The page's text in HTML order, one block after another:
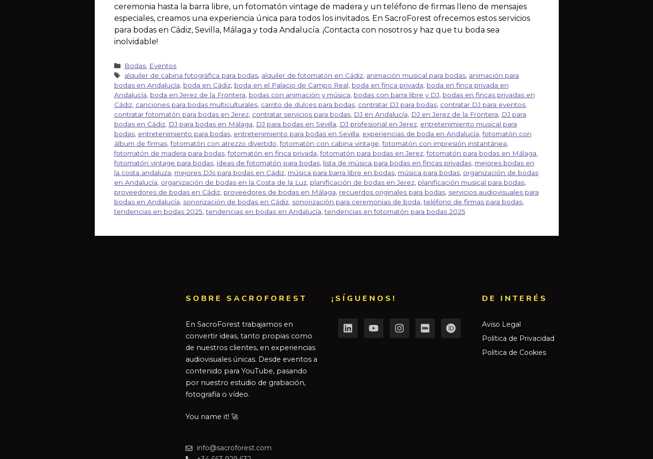
ceremonia hasta la barra libre, un fotomatón vintage de madera y un teléfono de firmas lleno de mensajes
especiales, creamos una experiencia única para todos los invitados. En SacroForest ofrecemos estos servicios
para bodas en Cádiz, Sevilla, Málaga y toda Andalucía. ¡Contacta con nosotros y haz que tu boda sea
inolvidable!
Bodas Eventos
alquiler de cabina fotográfica para bodas alquiler de fotomatón en Cádiz animación musical para bodas animación para
bodas en Andalucía boda en Cádiz, boda en el Palacio de Campo Real boda en finca privada boda en finca privada en
Andalucía boda en Jerez de la Frontera bodas con animación y música bodas con barra libre y DJ bodas en fincas privadas en
Cádiz, canciones para bodas multiculturales, carrito de dulces para bodas, contratar DJ para bodas, contratar DJ para eventos,
contratar fotomatón para bodas en Jerez, contratar servicios para bodas, DJ en Andalucía DJ en Jerez de la Frontera
DJ para
bodas en Cádiz, DJ para bodas en Málaga DJ para bodas en Sevilla DJ profesional en Jerez, entretenimiento musical para
bodas, entretenimiento para bodas, entretenimiento para bodas en Sevilla experiencias de boda en Andalucía ,fotomatón con
álbum de firmas,fotomatón con atrezzo divertido ,fotomatón con cabina vintage ,fotomatón con impresión instantánea
fotomatón de madera para bodas,fotomatón en finca privada ,fotomatón para bodas en Jerez,fotomatón para bodas en Málaga
fotomatón vintage para bodas, ideas de fotomatón para bodas, lista de música para bodas en fincas privadas, mejores bodas en
la costa andaluza mejores DJs para bodas en Cádiz, música para barra libre en bodas, música para bodas, organización de bodas
en Andalucía organización de bodas en la Costa de la Luz, planificación de bodas en Jerez, planificación musical para bodas,
proveedores de bodas en Cádiz, proveedores de bodas en Málaga recuerdos originales para bodas, servicios audiovisuales para
bodas en Andalucía sonorización de bodas en Cádiz, sonorización para ceremonias de boda ,teléfono de firmas para bodas,
tendencias en bodas 2025 ,tendencias en bodas en Andalucía ,tendencias en fotomatón para bodas 2025
SOBRE SACROFOREST
En SacroForest trabajamos en
convertir ideas, tanto propias como
de nuestros clientes, en experiencias
audiovisuales únicas. Desde eventos a
contenido para YouTube, pasando
por nuestro estudio de grabación,
fotografía o vídeo.
You name it! 🚀
info@sacroforest.com
¡SÍGUENOS! DE INTERÉS​
Aviso Legal
Política de Privacidad
Política de Cookies